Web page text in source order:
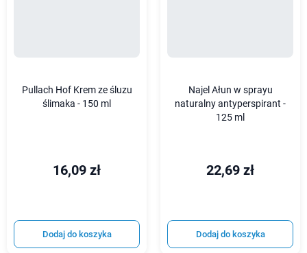
Pullach Hof Krem ze śluzu
ślimaka - 150 ml
16,09 zł
Dodaj do koszyka
Najel Ałun w sprayu
naturalny antyperspirant -
125 ml
22,69 zł
Dodaj do koszyka